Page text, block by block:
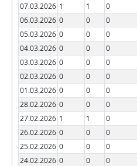
07.03.2026 1 1 0
06.03.2026 0 0 0
05.03.2026 0 0 0
04.03.2026 0 0 0
03.03.2026 0 0 0
02.03.2026 0 0 0
01.03.2026 0 0 0
28.02.2026 0 0 0
27.02.2026 1 1 0
26.02.2026 0 0 0
25.02.2026 0 0 0
24.02.2026 0 0 0